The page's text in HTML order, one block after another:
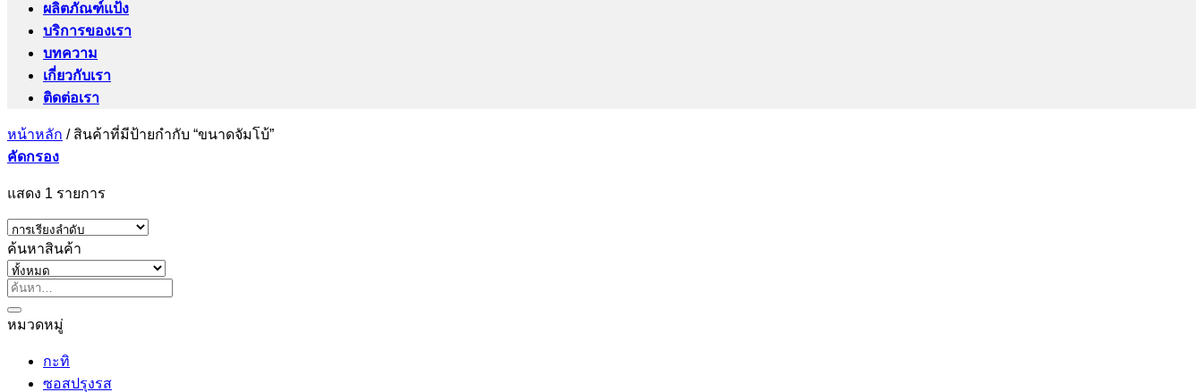
ผลิตภัณฑ์แป้ง
บริการของเรา
บทความ
เกี่ยวกับเรา
ติดต่อเรา
หน้าหลัก /สินค้าที่มีป้ายกำกับ “ขนาดจัมโบ้”
คัดกรอง
แสดง 1 รายการ
ค้นหาสินค้า
ค้นหา:
หมวดหมู่
กะทิ
ซอสปรุงรส